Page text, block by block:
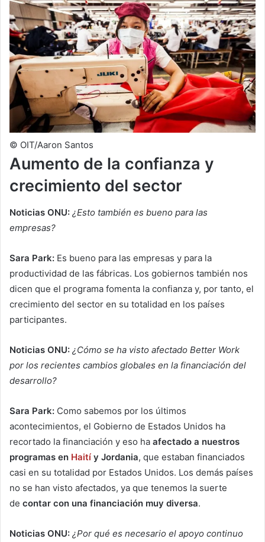
© OIT/Aaron Santos
Aumento de la confianza y
crecimiento del sector
Noticias ONU: ¿Esto también es bueno para las
empresas?
Sara Park: Es bueno para las empresas y para la
productividad de las fábricas. Los gobiernos también nos
dicen que el programa fomenta la confianza y, por tanto, el
crecimiento del sector en su totalidad en los países
participantes.
Noticias ONU: ¿Cómo se ha visto afectado Better Work
por los recientes cambios globales en la financiación del
desarrollo?
Sara Park: Como sabemos por los últimos
acontecimientos, el Gobierno de Estados Unidos ha
recortado la financiación y eso ha afectado a nuestros
programas en Haití y Jordania, que estaban financiados
casi en su totalidad por Estados Unidos. Los demás países
no se han visto afectados, ya que tenemos la suerte
de contar con una financiación muy diversa.
Noticias ONU: ¿Por qué es necesario el apoyo continuo